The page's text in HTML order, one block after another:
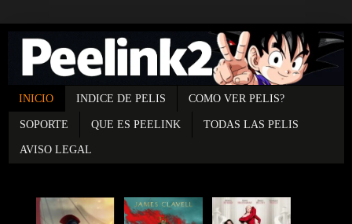
INICIO INDICE DE PELIS COMO VER PELIS?
SOPORTE QUE ES PEELINK TODAS LAS PELIS
AVISO LEGAL